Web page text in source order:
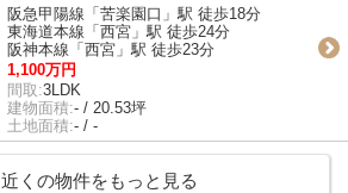
阪急甲陽線「苦楽園口」駅 徒歩18分
東海道本線「西宮」駅 徒歩24分
阪神本線「西宮」駅 徒歩23分
1,100万円
間取:3LDK
建物面積:- / 20.53坪
土地面積:- / -
近くの物件をもっと見る